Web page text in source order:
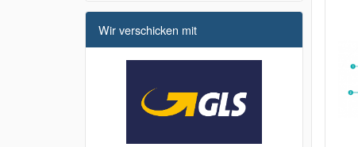
Wir verschicken mit